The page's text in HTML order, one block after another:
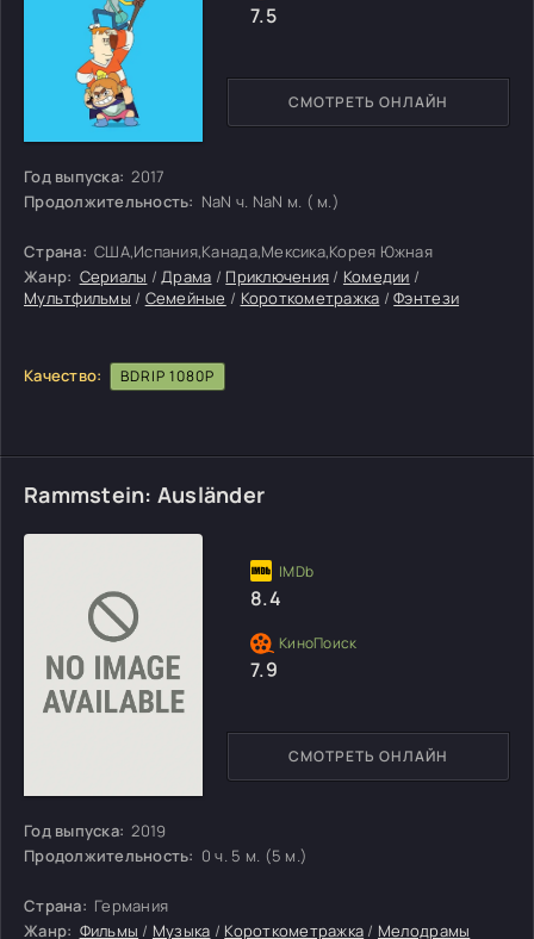
Год выпуска: 2017
Продолжительность: NaN ч. NaN м. ( м.)
Страна: США,Испания,Канада,Мексика,Корея Южная
Жанр: Сериалы /Драма / Приключения / Комедии /
Мультфильмы / Семейные / Короткометражка /Фэнтези
Качество: BDRIP 1080P
СМОТРЕТЬ ОНЛАЙН
7.5
Rammstein: Ausländer
Год выпуска: 2019
Продолжительность: 0 ч. 5 м. (5 м.)
Страна: Германия
Жанр: Фильмы / Музыка / Короткометражка / Мелодрамы
СМОТРЕТЬ ОНЛАЙН
8.4
7.9